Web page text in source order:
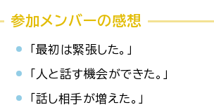
参加メンバーの感想
「最初は緊張した。」
「人と話す機会ができた。」
「話し相手が増えた。」